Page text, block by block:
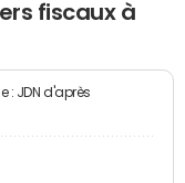
fiscaux à
: JDN d'après